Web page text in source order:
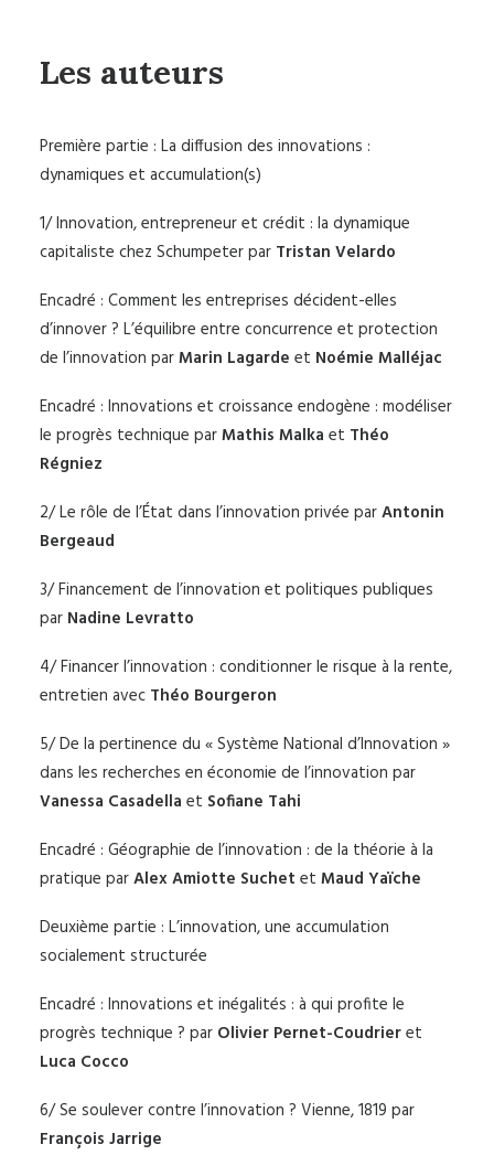
Les auteurs
Première partie : La diffusion des innovations :
dynamiques et accumulation(s)
1/ Innovation, entrepreneur et crédit : la dynamique
capitaliste chez Schumpeter par Tristan Velardo
Encadré : Comment les entreprises décident-elles
d’innover ? L’équilibre entre concurrence et protection
de l’innovation parMarin Lagarde et Noémie Malléjac
Encadré : Innovations et croissance endogène : modéliser
le progrès technique parMathis Malka et Théo
Régniez
2/ Le rôle de l’État dans l’innovation privée parAntonin
Bergeaud
3/ Financement de l’innovation et politiques publiques
par Nadine Levratto
4/ Financer l’innovation : conditionner le risque à la rente,
entretien avec Théo Bourgeron
5/ De la pertinence du « Système National d’Innovation »
dans les recherches en économie de l’innovation par
Vanessa Casadella et Sofiane Tahi
Encadré : Géographie de l’innovation : de la théorie à la
pratique parAlex Amiotte Suchet et Maud Yaïche
Deuxième partie : L’innovation, une accumulation
socialement structurée
Encadré : Innovations et inégalités : à qui profite le
progrès technique ? par Olivier Pernet-Coudrieret
Luca Cocco
6/ Se soulever contre l’innovation ? Vienne, 1819 par
François Jarrige